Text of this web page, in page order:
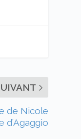
de Nicole
d’Agaggio